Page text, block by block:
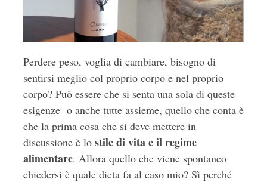
Perdere peso, voglia di cambiare, bisogno di
sentirsi meglio col proprio corpo e nel proprio
corpo? Può essere che si senta una sola di queste
esigenze o anche tutte assieme, quello che conta è
che la prima cosa che si deve mettere in
discussione è lo stile di vita e il regime
alimentare. Allora quello che viene spontaneo
chiedersi è quale dieta fa al caso mio? Sì perché